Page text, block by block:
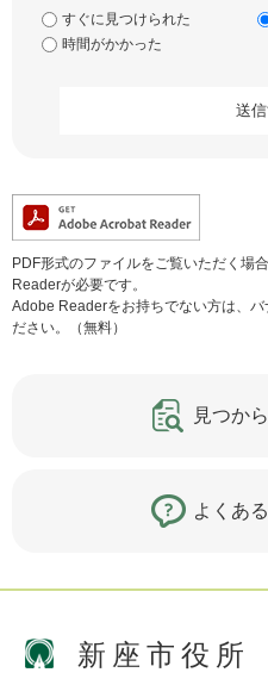
すぐに見つけられた
時間がかかった
PDF形式のファイルをご覧いただく場
Readerが必要です。
Adobe Readerをお持ちでない方は、
ださい。（無料）
見つか
よくあ
新座市役所